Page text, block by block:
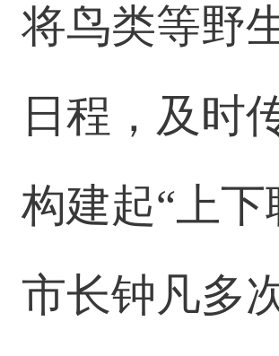
将鸟类等野
日程，及时
构建起“上
市长钟凡多